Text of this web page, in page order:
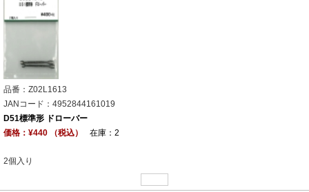
品番：Z02L1613
JANコード：4952844161019
D51標準形 ドローバー
価格：¥440 （税込）
在庫：2
2個入り